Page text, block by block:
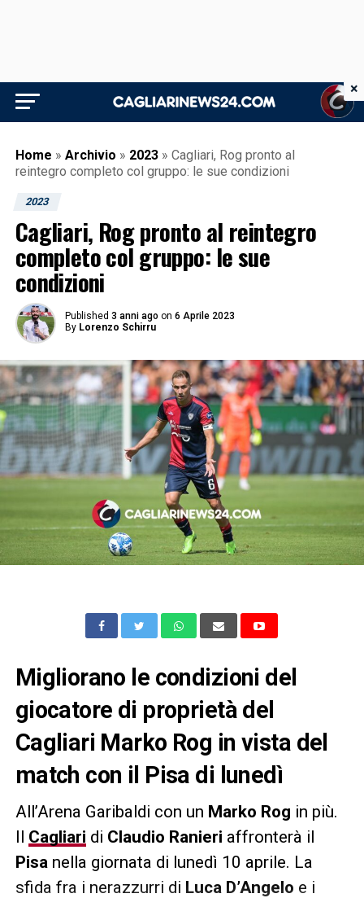
Home » Archivio » 2023 » Cagliari, Rog pronto al
reintegro completo col gruppo: le sue condizioni
2023
Cagliari, Rog pronto al reintegro
completo col gruppo: le sue
condizioni
Published 3 anni ago on 6 Aprile 2023
By Lorenzo Schirru
Migliorano le condizioni del
giocatore di proprietà del
Cagliari Marko Rog in vista del
match con il Pisa di lunedì
All’Arena Garibaldi con un Marko Rog in più.
Il Cagliari di Claudio Ranieri affronterà il
Pisa nella giornata di lunedì 10 aprile. La
sfida fra i nerazzurri di Luca D’Angelo e i
×